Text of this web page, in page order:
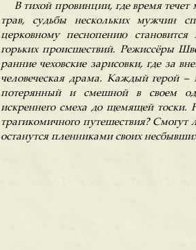
В тихой провинции, где время
трав, судьбы нескольких мужчин
церковному песнопению
горьких происшествий. Режиссёры
ранние чеховские зарисовки, где за
человеческая драма. Каждый герой
потерянный и смешной в своем
искреннего смеха до щемящей
трагикомичного путешествия?
останутся пленниками своих